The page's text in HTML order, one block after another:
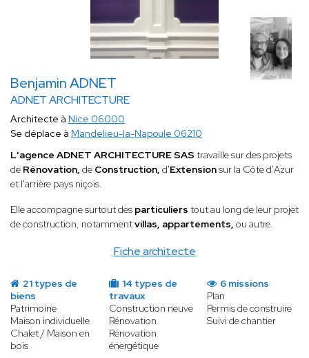
Benjamin ADNET
ADNET ARCHITECTURE
Fiche architecte
Architecte à Nice 06000
Se déplace à Mandelieu-la-Napoule 06210
L'agence ADNET ARCHITECTURE SAS travaille sur des projets
de Rénovation, de Construction, d'Extensionsur la Côte d'Azur
et l'arrière pays niçois.
Elle accompagne surtout des particuliers tout au long de leur projet
de construction, notammentvillas, appartements, ou autre.
21 types de
biens
Patrimoine
Maison individuelle
Chalet / Maison en
bois
14 types de
travaux
Construction neuve
Rénovation
Rénovation
énergétique
6 missions
Plan
Permis de construire
Suivi de chantier